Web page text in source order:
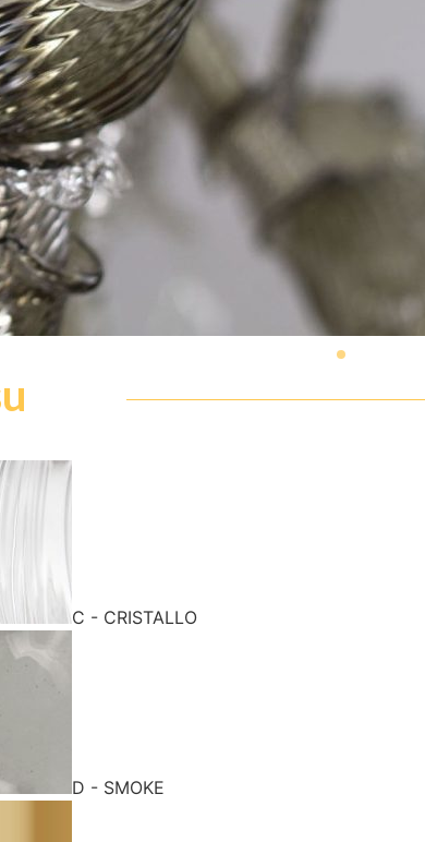
C - CRISTALLO
D - SMOKE